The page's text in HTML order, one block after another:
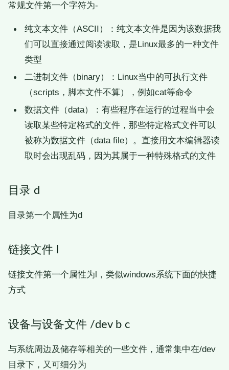
常规文件第一个字符为-
纯文本文件（ASCII）：纯文本文件是因为该数据我
们可以直接通过阅读读取，是Linux最多的一种文件
类型
二进制文件（binary）：Linux当中的可执行文件
（scripts，脚本文件不算），例如cat等命令
数据文件（data）：有些程序在运行的过程当中会
读取某些特定格式的文件，那些特定格式文件可以
被称为数据文件（data file）。直接用文本编辑器读
取时会出现乱码，因为其属于一种特殊格式的文件
目录 d
目录第一个属性为d
链接文件 l
链接文件第一个属性为l，类似windows系统下面的快捷
方式
设备与设备文件 /dev b c
与系统周边及储存等相关的一些文件，通常集中在/dev
目录下，又可细分为